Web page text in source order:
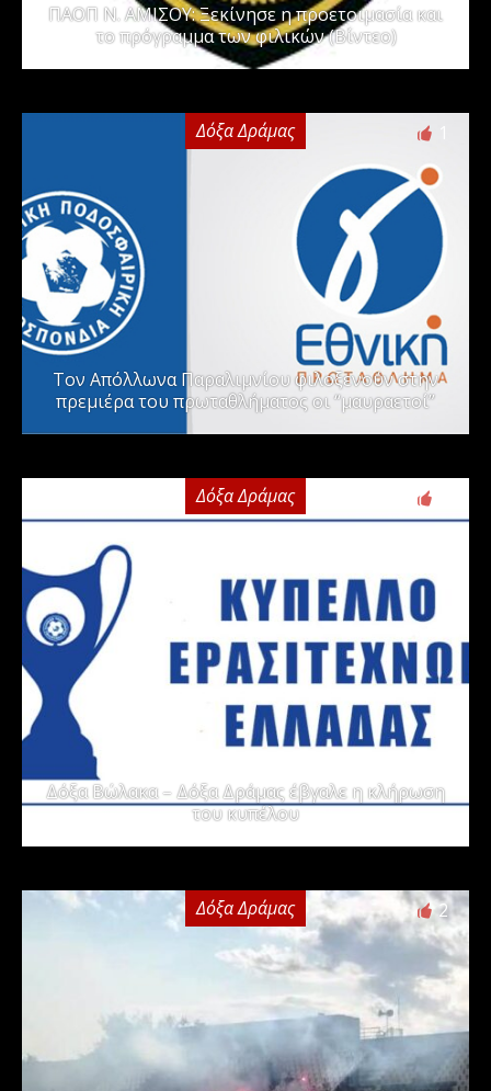
ΠΑΟΠ Ν. ΑΜΙΣΟΥ: Ξεκίνησε η προετοιμασία και
το πρόγραμμα των φιλικών (Βίντεο)
Δόξα Δράμας
Τον Απόλλωνα Παραλιμνίου φιλοξενούν στην
πρεμιέρα του πρωταθλήματος οι “μαυραετοί”
Δόξα Δράμας
Δόξα Βώλακα – Δόξα Δράμας έβγαλε η κλήρωση
του κυπέλου
Δόξα Δράμας 2